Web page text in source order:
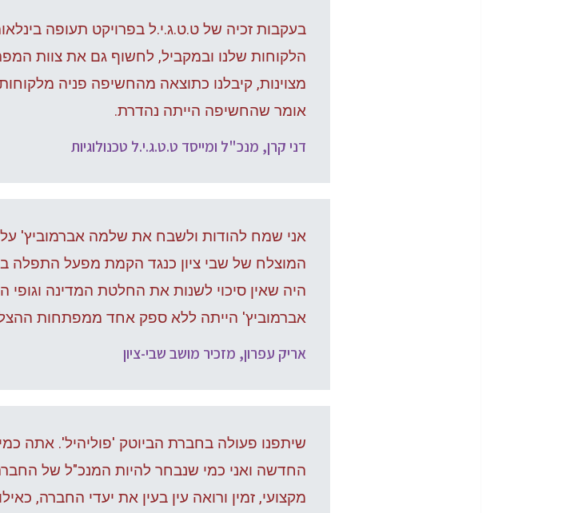
בעקבות זכיה של ט.ט.ג.י.ל בפרויקט תעופה
הלקוחות שלנו ובמקביל, לחשוף גם את צוות
מצוינות, קיבלנו כתוצאה מהחשיפה פניה
אומר שהחשיפה הייתה נהדרת.
דני קרן, מנכ"ל ומייסד ט.ט.ג.י.ל טכנולוגיות
אני שמח להודות ולשבח את שלמה אברמוביץ'
המוצלח של שבי ציון כנגד הקמת מפעל
היה שאין סיכוי לשנות את החלטת המדינה
אברמוביץ' הייתה ללא ספק אחד ממפתחות
אריק עפרון, מזכיר מושב שבי-ציון
שיתפנו פעולה בחברת הביוטק 'פוליהיל'. אתה
החדשה ואני כמי שנבחר להיות המנכ"ל של
מקצועי, זמין ורואה עין בעין את יעדי החברה,